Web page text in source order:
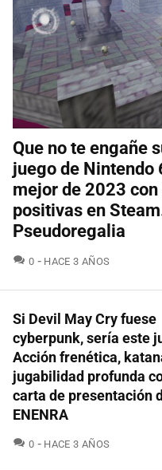
Que no te engañe
juego de Nintendo
mejor de 2023 con
positivas en
Pseudoregalia
0 COMENTARIOS
HACE 3 AÑOS
Si Devil May Cry fuese
cyberpunk, sería este
Acción frenética,
jugabilidad profunda
carta de presentación
ENENRA
0 COMENTARIOS
HACE 3 AÑOS